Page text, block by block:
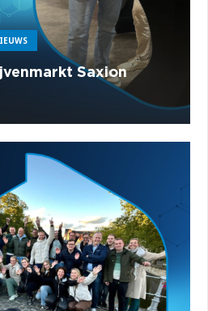
Saxion